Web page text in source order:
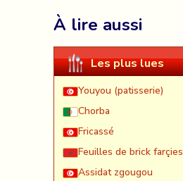
À lire aussi
Les plus lues
Youyou (patisserie)
Chorba
Fricassé
Feuilles de brick farçies
Assidat zgougou